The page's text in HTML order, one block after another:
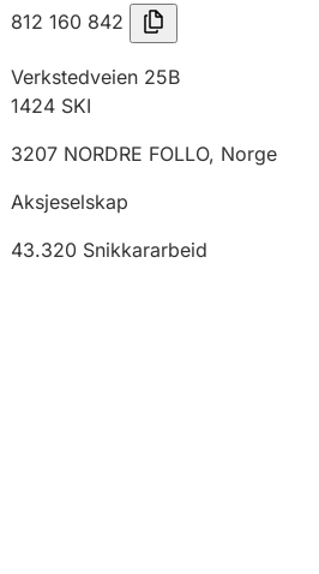
812 160 842
Verkstedveien 25B
1424 SKI
3207 NORDRE FOLLO, Norge
Aksjeselskap
43.320 Snikkararbeid